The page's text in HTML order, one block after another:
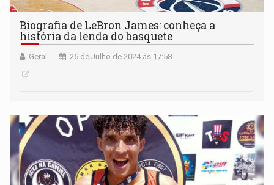
Biografia de LeBron James: conheça a
história da lenda do basquete
Geral 25 de Julho de 2024 às 17:58